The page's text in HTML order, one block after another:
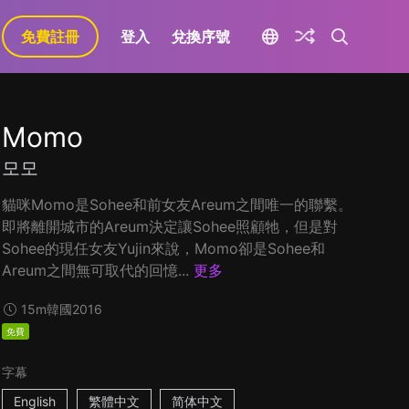
免費註冊 登入 兌換序號
Momo
모모
貓咪Momo是Sohee和前女友Areum之間唯一的聯繫。
即將離開城市的Areum決定讓Sohee照顧牠，但是對
Sohee的現任女友Yujin來說，Momo卻是Sohee和
Areum之間無可取代的回憶... 更多
15m韓國2016
免費
字幕
English
繁體中文 简体中文